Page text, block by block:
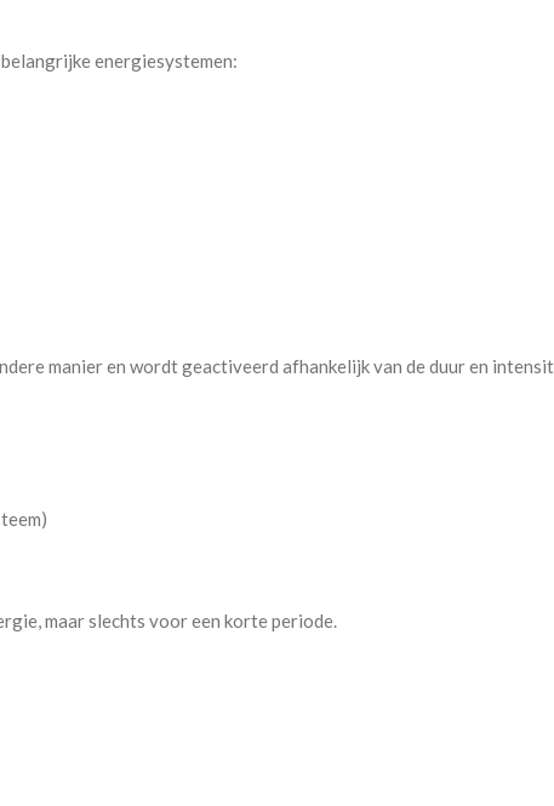
energiesystemen:
manier en wordt geactiveerd afhankelijk van de duur en
maar slechts voor een korte periode.